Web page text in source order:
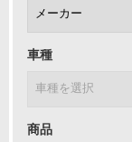
車種
商品